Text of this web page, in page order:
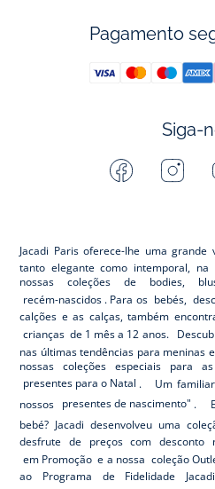
Pagamento
Siga-
Facebook
Jacadi Paris oferece-lhe uma
tanto elegante como intemporal,
nossas coleções de bodies,
recém-nascidos . Para os bebés,
calções e as calças, também
crianças de 1 mês a 12 anos.
nas últimas tendências para meninas
nossas coleções especiais para
presentes para o Natal . Um familiar
nossos presentes de nascimento" .
bebé? Jacadi desenvolveu uma
desfrute de preços com desconto
em Promoção e a nossa coleção
ao Programa de Fidelidade